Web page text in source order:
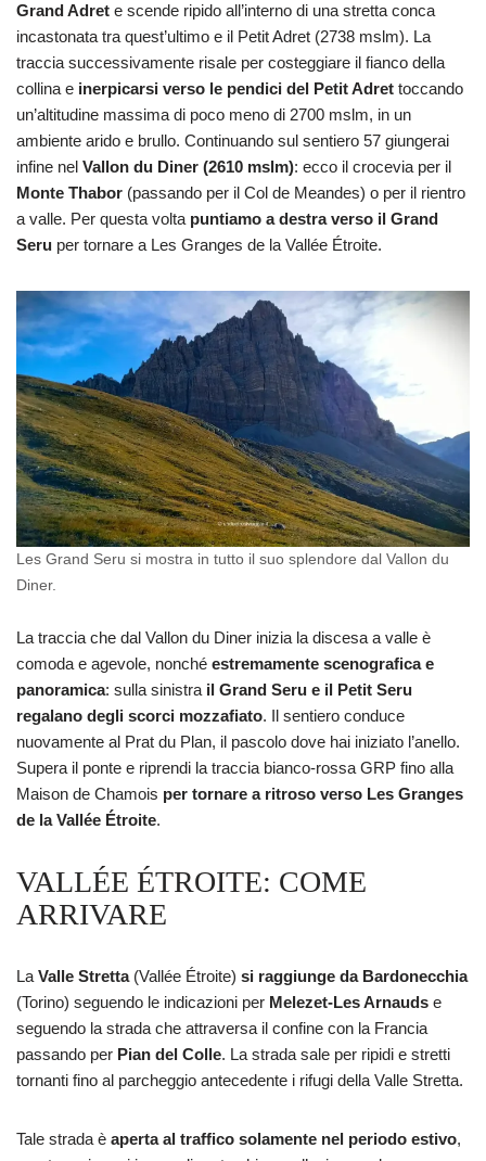
Grand Adret e scende ripido all’interno di una stretta conca
incastonata tra quest’ultimo e il Petit Adret (2738 mslm). La
traccia successivamente risale per costeggiare il fianco della
collina e inerpicarsi verso le pendici del Petit Adret toccando
un’altitudine massima di poco meno di 2700 mslm, in un
ambiente arido e brullo. Continuando sul sentiero 57 giungerai
infine nel Vallon du Diner (2610 mslm): ecco il crocevia per il
Monte Thabor (passando per il Col de Meandes) o per il rientro
a valle. Per questa volta puntiamo a destra verso il Grand
Seru per tornare a Les Granges de la Vallée Étroite.
Les Grand Seru si mostra in tutto il suo splendore dal Vallon du
Diner.
La traccia che dal Vallon du Diner inizia la discesa a valle è
comoda e agevole, nonché estremamente scenografica e
panoramica: sulla sinistra il Grand Seru e il Petit Seru
regalano degli scorci mozzafiato. Il sentiero conduce
nuovamente al Prat du Plan, il pascolo dove hai iniziato l’anello.
Supera il ponte e riprendi la traccia bianco-rossa GRP fino alla
Maison de Chamois per tornare a ritroso verso Les Granges
de la Vallée Étroite.
VALLÉE ÉTROITE: COME
ARRIVARE
La Valle Stretta(Vallée Étroite) si raggiunge da Bardonecchia
(Torino) seguendo le indicazioni per Melezet-Les Arnauds e
seguendo la strada che attraversa il confine con la Francia
passando per Pian del Colle. La strada sale per ripidi e stretti
tornanti fino al parcheggio antecedente i rifugi della Valle Stretta.
Tale strada è aperta al traffico solamente nel periodo estivo,